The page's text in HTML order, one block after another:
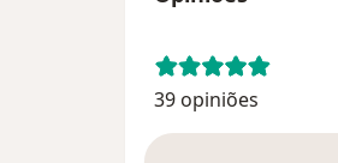
39 opiniões